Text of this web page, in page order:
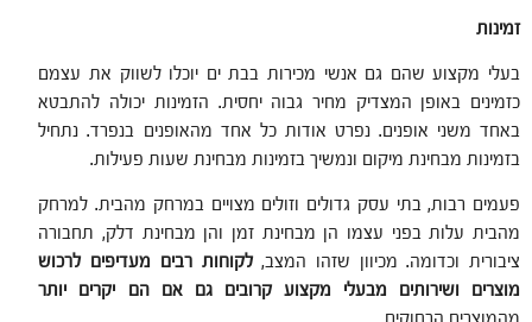
זמינות
בעלי מקצוע שהם גם אנשי מכירות בבת ים יוכלו לשווק את עצמם
כזמינים באופן המצדיק מחיר גבוה יחסית. הזמינות יכולה להתבטא
באחד משני אופנים. נפרט אודות כל אחד מהאופנים בנפרד. נתחיל
בזמינות מבחינת מיקום ונמשיך בזמינות מבחינת שעות פעילות.
פעמים רבות, בתי עסק גדולים וזולים מצויים במרחק מהבית. למרחק
מהבית עלות בפני עצמו הן מבחינת זמן והן מבחינת דלק, תחבורה
ציבורית וכדומה. מכיוון שזהו המצב,לקוחות רבים מעדיפים לרכוש
מוצרים ושירותים מבעלי מקצוע קרובים גם אם הם יקרים יותר